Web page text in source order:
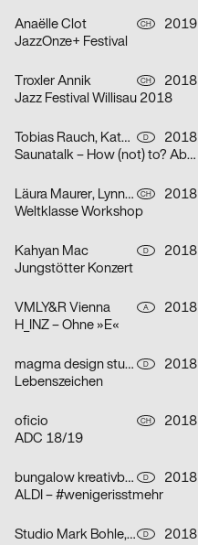
Anaëlle Clot CH
2019
JazzOnze+ Festival
Troxler Annik CH
2018
Jazz Festival Willisau 2018
Tobias Rauch, Kathrin Baumgartner D
2018
Saunatalk – How (not) to? Abilities – what am I capable to?
Läura Maurer, Lynne Kopp, Max Fingerhuth CH
2018
Weltklasse Workshop
Kahyan Mac D
2018
Jungstötter Konzert
VMLY&R Vienna A
2018
H_INZ – Ohne »E«
magma design studio D
2018
Lebenszeichen
oficio CH
2018
ADC 18/19
bungalow kreativbüro D
2018
ALDI – #wenigerisstmehr
Studio Mark Bohle, Nam Huynh D
2018